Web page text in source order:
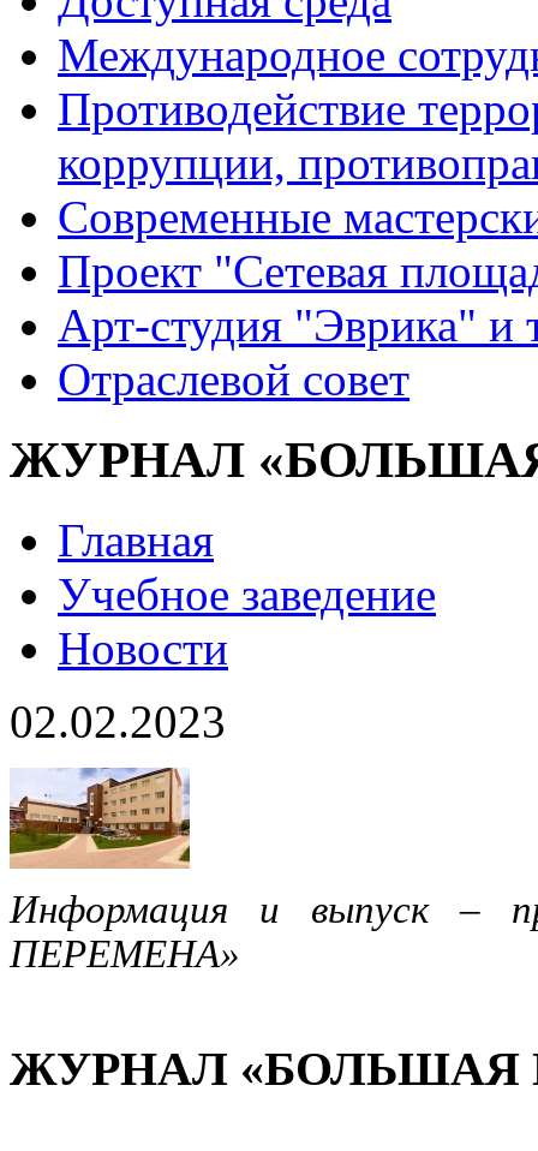
Международное
Противодействие
коррупции,
Современные
Проект "Сетевая
Арт-студия "Эврика" и
Отраслевой совет
ЖУРНАЛ
Главная
Учебное заведение
Новости
02.02.2023
Информация и выпуск –
ПЕРЕМЕНА»
ЖУРНАЛ «БОЛЬШАЯ